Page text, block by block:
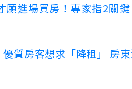
願進場買房！專家指2關
質房客想求「降租」 房